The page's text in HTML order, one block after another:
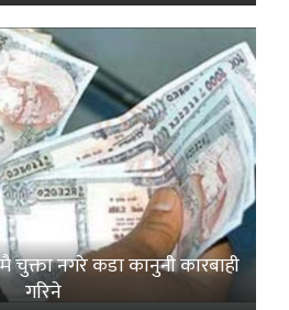
नगरे कडा कानुनी कारबाही
गरिने